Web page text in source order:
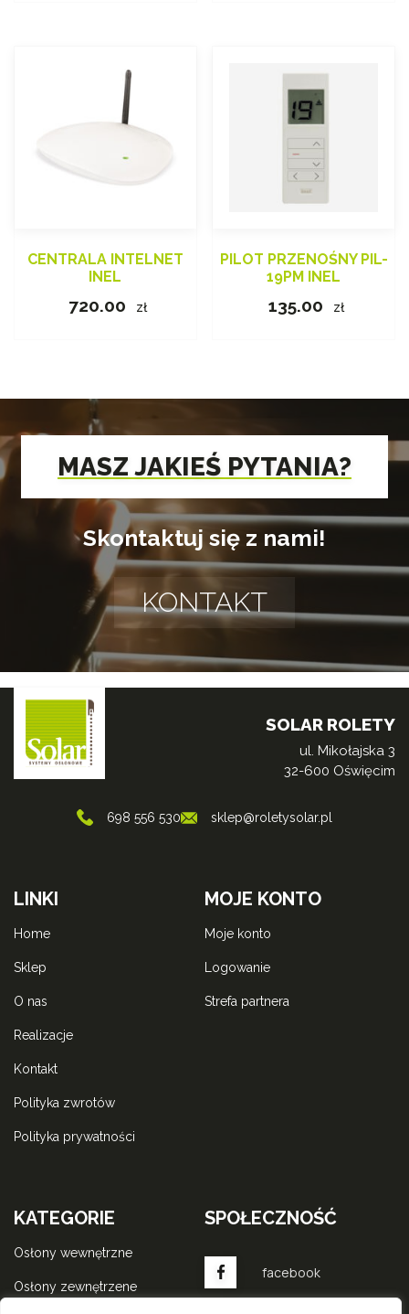
CENTRALA INTELNET
INEL
720.00 zł
PILOT PRZENOŚNY PIL-
19PM INEL
135.00 zł
MASZ JAKIEŚ PYTANIA?
Skontaktuj się z nami!
KONTAKT
SOLAR ROLETY
ul. Mikołajska 3
32-600 Oświęcim
698 556 530 sklep@roletysolar.pl
LINKI
home
sklep
o nas
realizacje
kontakt
polityka zwrotów
polityka prywatności
MOJE KONTO
moje konto
logowanie
strefa partnera
KATEGORIE
osłony wewnętrzne
osłony zewnętrzene
SPOŁECZNOŚĆ
facebook